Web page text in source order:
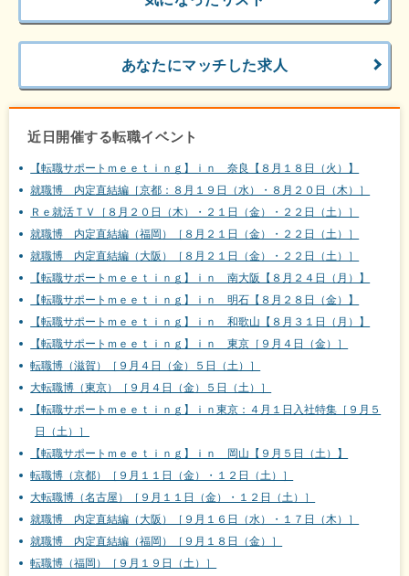
あなたにマッチした求人
近日開催する転職イベント
【転職サポートｍｅｅｔｉｎｇ】ｉｎ 奈良【８月１８日（火）】
就職博 内定直結編［京都：８月１９日（水）・８月２０日（木）］
Ｒｅ就活ＴＶ［８月２０日（木）・２１日（金）・２２日（土）］
就職博 内定直結編（福岡）［８月２１日（金）・２２日（土）］
就職博 内定直結編（大阪）［８月２１日（金）・２２日（土）］
【転職サポートｍｅｅｔｉｎｇ】ｉｎ 南大阪【８月２４日（月）】
【転職サポートｍｅｅｔｉｎｇ】ｉｎ 明石【８月２８日（金）】
【転職サポートｍｅｅｔｉｎｇ】ｉｎ 和歌山【８月３１日（月）】
【転職サポートｍｅｅｔｉｎｇ】ｉｎ 東京［９月４日（金）］
転職博（滋賀）［９月４日（金）５日（土）］
大転職博（東京）［９月４日（金）５日（土）］
【転職サポートｍｅｅｔｉｎｇ】ｉｎ東京：４月１日入社特集［９月５
日（土）］
【転職サポートｍｅｅｔｉｎｇ】ｉｎ 岡山【９月５日（土）】
転職博（京都）［９月１１日（金）・１２日（土）］
大転職博（名古屋）［９月１１日（金）・１２日（土）］
就職博 内定直結編（大阪）［９月１６日（水）・１７日（木）］
就職博 内定直結編（福岡）［９月１８日（金）］
転職博（福岡）［９月１９日（土）］